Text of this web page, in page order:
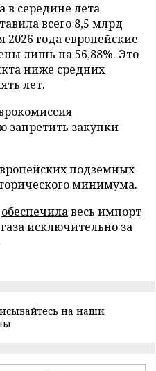
в середине лета
всего 8,5 млрд
года европейские
лишь на 56,88%. Это
ниже средних
лет.
запретить закупки
подземных
минимума.
обеспечилавесь импорт
исключительно за
на наши